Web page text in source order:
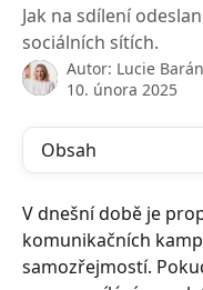
Jak na sdílení
sociálních sítích.
Autor: Lucie
10. února 2025
Obsah
V dnešní době je
komunikačních
samozřejmostí.